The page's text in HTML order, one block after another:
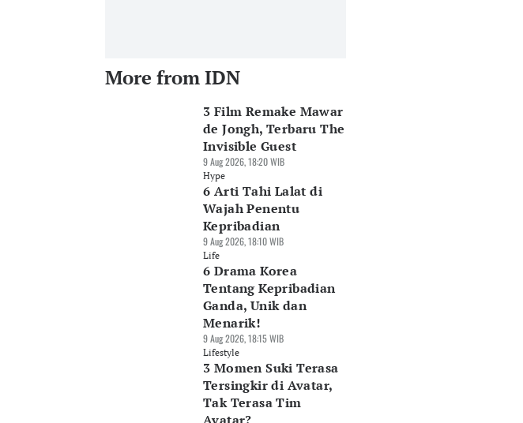
More from IDN
3 Film Remake Mawar
de Jongh, Terbaru The
Invisible Guest
9 Aug 2026, 18:20 WIB
Hype
6 Arti Tahi Lalat di
Wajah Penentu
Kepribadian
9 Aug 2026, 18:10 WIB
Life
6 Drama Korea
Tentang Kepribadian
Ganda, Unik dan
Menarik!
9 Aug 2026, 18:15 WIB
Lifestyle
3 Momen Suki Terasa
Tersingkir di Avatar,
Tak Terasa Tim